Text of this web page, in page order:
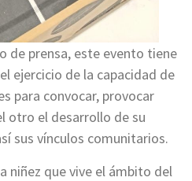
de prensa, este evento tiene
ejercicio de la capacidad de
para convocar, provocar
otro el desarrollo de su
sus vínculos comunitarios.
niñez que vive el ámbito del